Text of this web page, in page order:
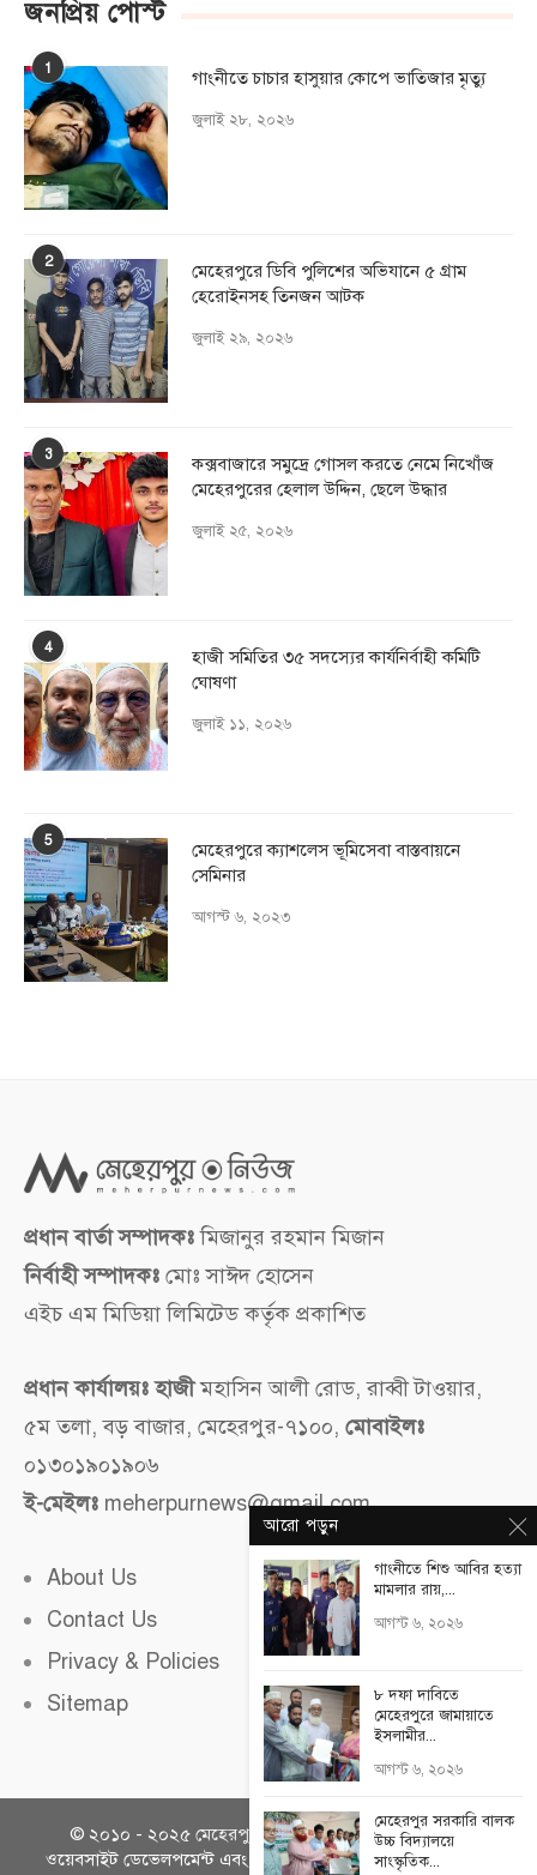
জনপ্রিয় পোস্ট
1 গাংনীতে চাচার হাসুয়ার কােপে ভাতিজার মৃত্যু
জুলাই ২৮, ২০২৬
2
মেহেরপুরে ডিবি পুলিশের অভিযানে ৫ গ্রাম
হেরোইনসহ তিনজন আটক
জুলাই ২৯, ২০২৬
3
কক্সবাজারে সমুদ্রে গোসল করতে নেমে নিখোঁজ
মেহেরপুরের হেলাল উদ্দিন, ছেলে উদ্ধার
জুলাই ২৫, ২০২৬
4
হাজী সমিতির ৩৫ সদস্যের কার্যনির্বাহী কমিটি
ঘোষণা
জুলাই ১১, ২০২৬
5
মেহেরপুরে ক্যাশলেস ভূমিসেবা বাস্তবায়নে
সেমিনার
আগস্ট ৬, ২০২৩
প্রধান বার্তা সম্পাদকঃমিজানুর রহমান মিজান
নির্বাহী সম্পাদকঃ মোঃ সাঈদ হোসেন
এইচ এম মিডিয়া লিমিটেড কর্তৃক প্রকাশিত
প্রধান কার্যালয়ঃ হাজীমহাসিন আলী রোড, রাব্বী টাওয়ার,
৫ম তলা, বড় বাজার, মেহেরপুর-৭১০০, মোবাইলঃ
০১৩০১৯০১৯০৬
ই-মেইলঃ meherpurnews@gmail.com
About Us
Contact Us
Privacy & Policies
Sitemap
© ২০১০ - ২০২৫ মেহেরপুর নিউজসকল অধিকার সংরক্ষিত।
ওয়েবসাইট ডেভেলপমেন্ট এবং ওয়েব হোস্টিং সার্ভিসঃদেশি হোস্টিং
আরো পড়ুন
গাংনীতে শিশু আবির হত্যা
মামলার রায়,...
আগস্ট ৬, ২০২৬
৮ দফা দাবিতে
মেহেরপুরে জামায়াতে
ইসলামীর...
আগস্ট ৬, ২০২৬
মেহেরপুর সরকারি বালক
উচ্চ বিদ্যালয়ে
সাংস্কৃতিক...